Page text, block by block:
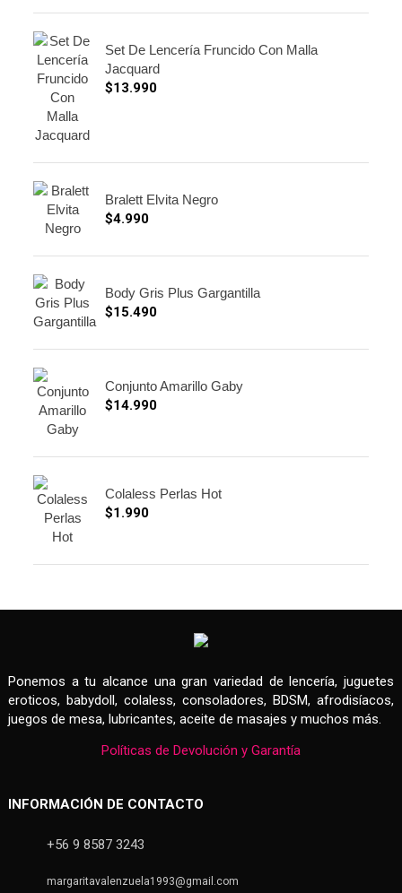
Set De Lencería Fruncido Con Malla
Jacquard
$13.990
Bralett Elvita Negro
$4.990
Body Gris Plus Gargantilla
$15.490
Conjunto Amarillo Gaby
$14.990
Colaless Perlas Hot
$1.990
Ponemos a tu alcance una gran variedad de lencería, juguetes
eroticos, babydoll, colaless, consoladores, BDSM, afrodisíacos,
juegos de mesa, lubricantes, aceite de masajes y muchos más.
Políticas de Devolución y Garantía
INFORMACIÓN DE CONTACTO
+56 9 8587 3243
margaritavalenzuela1993@gmail.com